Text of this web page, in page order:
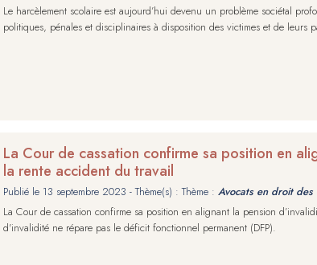
Le harcèlement scolaire est aujourd’hui devenu un problème sociétal
politiques, pénales et disciplinaires à disposition des victimes et de leurs
La Cour de cassation confirme sa position en
la rente accident du travail
Publié le 13 septembre 2023 - Thème(s) : Thème : Avocats en droit des
La Cour de cassation confirme sa position en alignant la pension
d'invalidité ne répare pas le déficit fonctionnel permanent (DFP).